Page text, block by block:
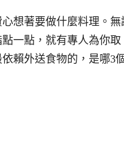
想著要做什麼料理。無
一點，就有專人為你取
賴外送食物的，是哪3